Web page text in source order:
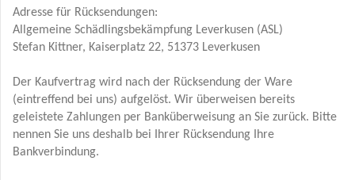
Adresse für Rücksendungen:
Allgemeine Schädlingsbekämpfung Leverkusen (ASL)
Stefan Kittner, Kaiserplatz 22, 51373 Leverkusen
Der Kaufvertrag wird nach der Rücksendung der Ware
(eintreffend bei uns) aufgelöst. Wir überweisen bereits
geleistete Zahlungen per Banküberweisung an Sie zurück. Bitte
nennen Sie uns deshalb bei Ihrer Rücksendung Ihre
Bankverbindung.